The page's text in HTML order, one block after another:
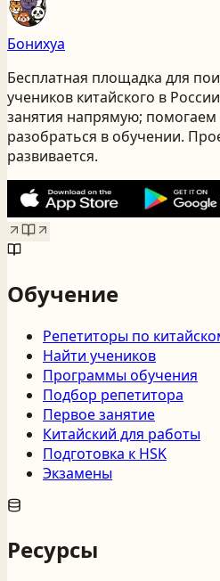
Бонихуа
Бесплатная площадка для
учеников китайского в России
занятия напрямую; помогаем
разобраться в обучении.
развивается.
Обучение
Репетиторы по
Найти учеников
Программы обучения
Подбор репетитора
Первое занятие
Китайский для работы
Подготовка к HSK
Экзамены
Ресурсы